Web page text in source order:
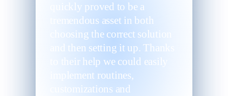
quickly proved to be a
tremendous asset in both
choosing the correct solution
and then setting it up. Thanks
to their help we could easily
implement routines,
customizations and